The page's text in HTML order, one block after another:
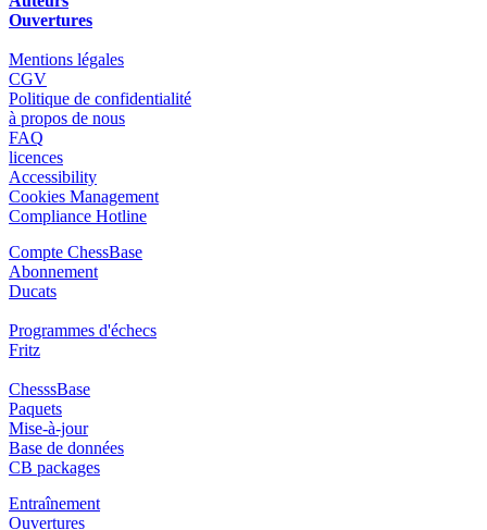
Ouvertures
Mentions légales
CGV
Politique de confidentialité
à propos de nous
FAQ
licences
Accessibility
Cookies Management
Compliance Hotline
Compte ChessBase
Abonnement
Ducats
Programmes d'échecs
Fritz
ChesssBase
Paquets
Mise-à-jour
Base de données
CB packages
Entraînement
Ouvertures